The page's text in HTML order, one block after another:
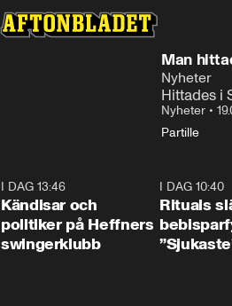
Man
Nyheter
Hittades i
Nyheter •
Partille
I DAG 13:46
Kändisar och
politiker på Heffners
swingerklubb
I DAG 10:40
Rituals